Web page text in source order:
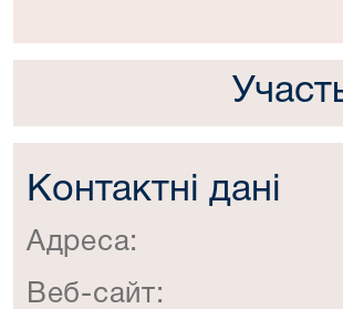
Контактні дані
Адреса:
Веб-сайт: